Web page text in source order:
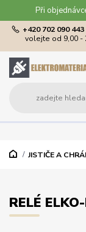
Při
+420 702 090 443
volejte od 9,00 -
JISTIČE A
RELÉ